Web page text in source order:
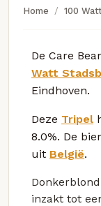
Home 100
De Care
Watt
Eindhoven.
Deze Tripel
8.0%. De
uit België.
inzakt tot